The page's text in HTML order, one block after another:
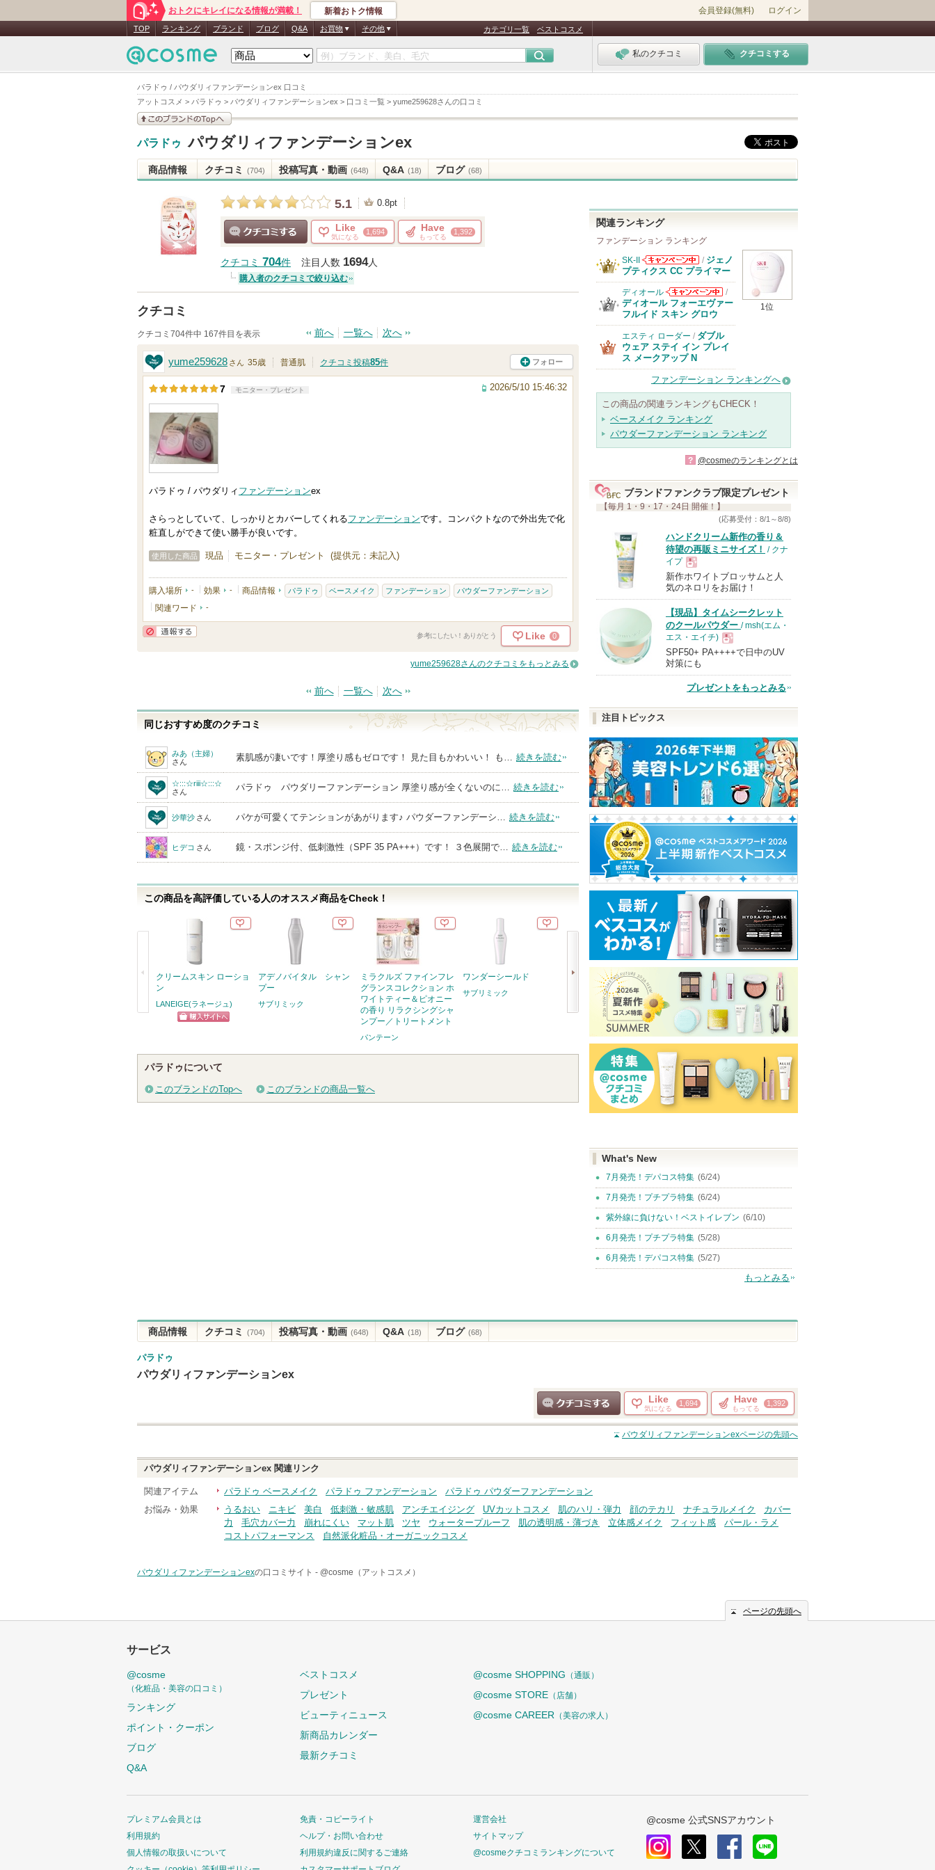
パラドゥ / パウダリィファンデーションex 口コミ
アットコスメ > パラドゥ > パウダリィファンデーションex > 口コミ一覧 > yume259628さんの口コミ
おトクにキレイになる情報が満載！ 新着おトク情報 会員登録(無料) ログイン
TOP ランキング ブランド ブログ Q&A お買物 その他 カテゴリ一覧 ベストコスメ
私のクチコミ クチコミする
このブランドの情報を
パラドゥ パウダリィファンデーションex
商品情報 クチコミ (704) 投稿写真・動画 (648) Q&A (18) ブログ (68)
5.1 0.8pt
Like
気になる
1,694 Have
もってる
1,392
クチコミ 704件 注目人数 1694人
購入者のクチコミで絞り込む
クチコミ
クチコミ704件中 167件目を表示 前へ 一覧へ 次へ
yume259628 さん 35歳 普通肌 クチコミ投稿85件 フォロー
7 モニター・プレゼント 2026/5/10 15:46:32
パラドゥ / パウダリィ ファンデーションex
さらっとしていて、しっかりとカバーしてくれるファンデーションです。コンパクトなので外出先で化
粧直しができて使い勝手が良いです。
使用した商品 現品 モニター・プレゼント (提供元：未記入)
購入場所 - 効果 - 商品情報 パラドゥ ベースメイク ファンデーション パウダーファンデーション
関連ワード -
参考にしたい！ありがとう Like 0
yume259628さんのクチコミをもっとみる
前へ 一覧へ 次へ
同じおすすめ度のクチコミ
みあ（主婦）
さん
素肌感が凄いです！厚塗り感もゼロです！ 見た目もかわいい！ も… 続きを読む
☆:::☆riii☆:::☆
さん
パラドゥ パウダリーファンデーション 厚塗り感が全くないのに… 続きを読む
沙華沙 さん パケが可愛くてテンションがあがります♪ パウダーファンデーシ… 続きを読む
ヒデコ さん 鏡・スポンジ付、低刺激性（SPF 35 PA+++）です！ ３色展開で… 続きを読む
この商品を高評価している人のオススメ商品をCheck！
クリームスキン ローショ
ン
LANEIGE(ラネージュ)
アデノバイタル シャン
プー
サブリミック
ミラクルズ ファインフレ
グランスコレクション ホ
ワイトティー＆ピオニー
の香り リラクシングシャ
ンプー／トリートメント
パンテーン
ワンダーシールド
サブリミック
ユース ラディアンス ビ
タチノールセラム
パンテーンEXP プレステ
ージダメージケア シャン
プー/コンディショナー
パンテーン
ダーマレーザー スーパー
VC100 マスク
ダーマレーザー
パラドゥについて
このブランドのTopへ このブランドの商品一覧へ
関連ランキング
ファンデーション ランキング
1位
SK-II
SK-IIからのお
知らせがありま
す
/ ジェノ
プティクス CC プライマー
ディオール
ディオールから
のお知らせがあ
/
ディオール フォーエヴァー
フルイド スキン グロウ
エスティ ローダー / ダブル
ウェア ステイ イン プレイ
ス メークアップ N
ファンデーション ランキングへ
この商品の関連ランキングもCHECK！
ベースメイク ランキング
パウダーファンデーション ランキング
? @cosmeのランキングとは
ブランドファンクラブ限定プレゼント
【毎月 1・9・17・24日 開催！】
(応募受付：8/1～8/8)
ハンドクリーム新作の香り＆
待望の再販ミニサイズ！ / クナ
イプ
現
品
新作ホワイトブロッサムと人
気のネロリをお届け！
【現品】タイムシークレット
のクールパウダー / msh(エム・
エス・エイチ)
現
品
SPF50+ PA++++で日中のUV
対策にも
プレゼントをもっとみる
注目トピックス
What's New
7月発売！デパコス特集 (6/24)
7月発売！プチプラ特集 (6/24)
紫外線に負けない！ベストイレブン (6/10)
6月発売！プチプラ特集 (5/28)
6月発売！デパコス特集 (5/27)
もっとみる
商品情報 クチコミ (704) 投稿写真・動画 (648) Q&A (18) ブログ (68)
パラドゥ
パウダリィファンデーションex
クチコミする
Like
気になる
1,694 Have
もってる
1,392
パウダリィファンデーションexページの先頭へ
パウダリィファンデーションex 関連リンク
関連アイテム パラドゥ ベースメイク パラドゥ ファンデーション
パラドゥ パウダーファンデーション
お悩み・効果
うるおい ニキビ 美白 低刺激・敏感肌 アンチエイジング UVカットコスメ 肌のハリ・弾力 顔のテカリ ナチュラルメイク
カバー
力
毛穴カバー力 崩れにくい マット肌 ツヤ ウォータープルーフ 肌の透明感・薄づき 立体感メイク フィット感
パール・ラメ
コストパフォーマンス
自然派化粧品・オーガニックコスメ
パウダリィファンデーションexの口コミサイト - @cosme（アットコスメ）
ページの先頭へ
サービス
@cosme
（化粧品・美容の口コミ）
ランキング
ポイント・クーポン
ブログ
Q&A
ベストコスメ
プレゼント
ビューティニュース
新商品カレンダー
最新クチコミ
@cosme SHOPPING （通販）
@cosme STORE （店舗）
@cosme CAREER （美容の求人）
プレミアム会員とは
利用規約
個人情報の取扱いについて
免責・コピーライト
ヘルプ・お問い合わせ
利用規約違反に関するご連絡
運営会社
サイトマップ
@cosmeクチコミランキングについて
@cosme 公式SNSアカウント